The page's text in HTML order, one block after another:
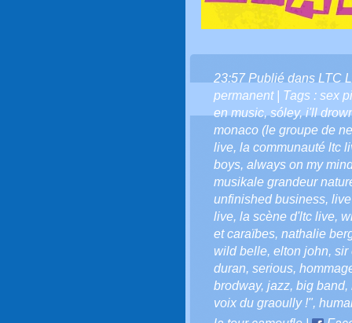
23:57 Publié dans LTC
permanent| Tags : sex
en music,sóley,i'll
monaco (le groupe de
live, la communauté ltc
boys, always on my
musikale grandeur
unfinished business,
live, la scène d'ltc live,
et caraïbes, nathalie
wild belle, elton john, sir
duran, serious,
brodway, jazz, big band,
voix du graoully !",